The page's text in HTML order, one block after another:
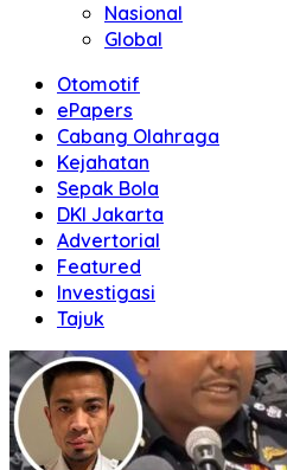
Nasional
Global
Otomotif
ePapers
Cabang Olahraga
Kejahatan
Sepak Bola
DKI Jakarta
Advertorial
Featured
Investigasi
Tajuk